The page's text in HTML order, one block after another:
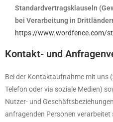
Standardvertragsklauseln
bei Verarbeitung in
https://www.wordfence.com/
Kontakt- und
Bei der Kontaktaufnahme mit uns
Telefon oder via soziale Medien)
Nutzer- und
anfragenden Personen